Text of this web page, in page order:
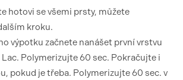
hotovi se všemi prsty, můžete
kroku.
výpotku začnete nanášet první vrstvu
Lac. Polymerizujte 60 sec. Pokračujte i
pokud je třeba. Polymerizujte 60 sec. v